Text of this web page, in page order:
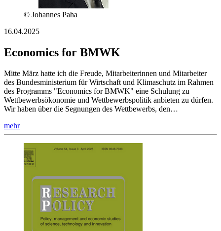
© Johannes Paha
16.04.2025
Economics for BMWK
Mitte März hatte ich die Freude, Mitarbeiterinnen und Mitarbeiter
des Bundesministerium für Wirtschaft und Klimaschutz im Rahmen
des Programms "Economics for BMWK" eine Schulung zu
Wettbewerbsökonomie und Wettbewerbspolitik anbieten zu dürfen.
Wir haben über die Segnungen des Wettbewerbs, den…
mehr